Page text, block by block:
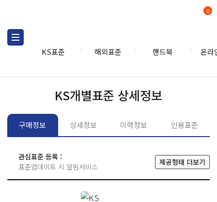
KS표준 해외표준 핸드북 온라
0
KS개별표준 상세정보
구매정보 상세정보 이력정보 인용표준
관심표준 등록 :
표준업데이트 시 알림서비스
제공형태 더보기